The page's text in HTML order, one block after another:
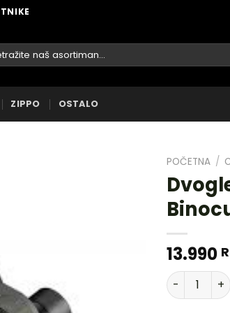
ZIPPO OSTALO
POČETNA /
13.990
Dvogled